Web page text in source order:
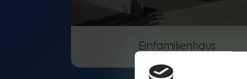
Einfamilienhaus